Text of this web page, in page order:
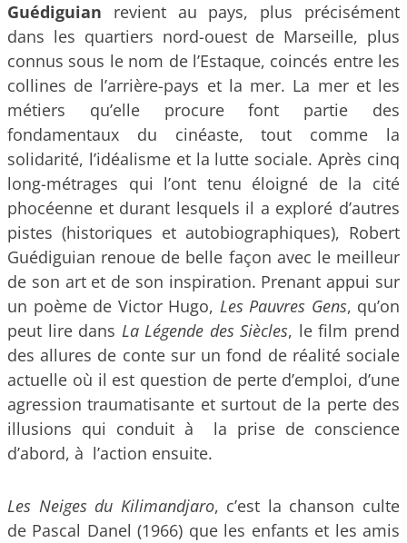
Guédiguian revient au pays, plus précisément
dans les quartiers nord-ouest de Marseille, plus
connus sous le nom de l’Estaque, coincés entre les
collines de l’arrière-pays et la mer. La mer et les
métiers qu’elle procure font partie des
fondamentaux du cinéaste, tout comme la
solidarité, l’idéalisme et la lutte sociale. Après cinq
long-métrages qui l’ont tenu éloigné de la cité
phocéenne et durant lesquels il a exploré d’autres
pistes (historiques et autobiographiques), Robert
Guédiguian renoue de belle façon avec le meilleur
de son art et de son inspiration. Prenant appui sur
un poème de Victor Hugo, Les Pauvres Gens, qu’on
peut lire dans La Légende des Siècles, le film prend
des allures de conte sur un fond de réalité sociale
actuelle où il est question de perte d’emploi, d’une
agression traumatisante et surtout de la perte des
illusions qui conduit à la prise de conscience
d’abord, à l’action ensuite.
Les Neiges du Kilimandjaro, c’est la chanson culte
de Pascal Danel (1966) que les enfants et les amis